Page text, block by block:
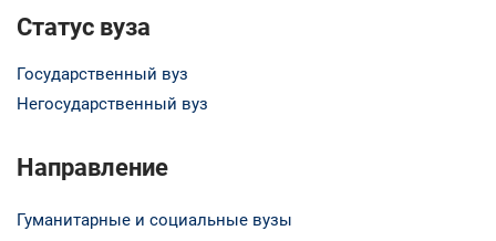
Статус вуза
Государственный вуз
Негосударственный вуз
Направление
Гуманитарные и социальные вузы